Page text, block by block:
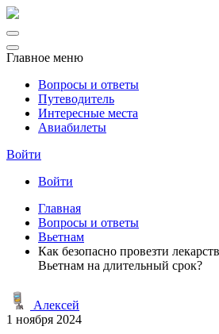
Главное меню
Вопросы и ответы
Путеводитель
Интересные места
Авиабилеты
Войти
Войти
Главная
Вопросы и ответы
Вьетнам
Как безопасно провезти
Вьетнам на длительный срок?
Алексей
1 ноября 2024